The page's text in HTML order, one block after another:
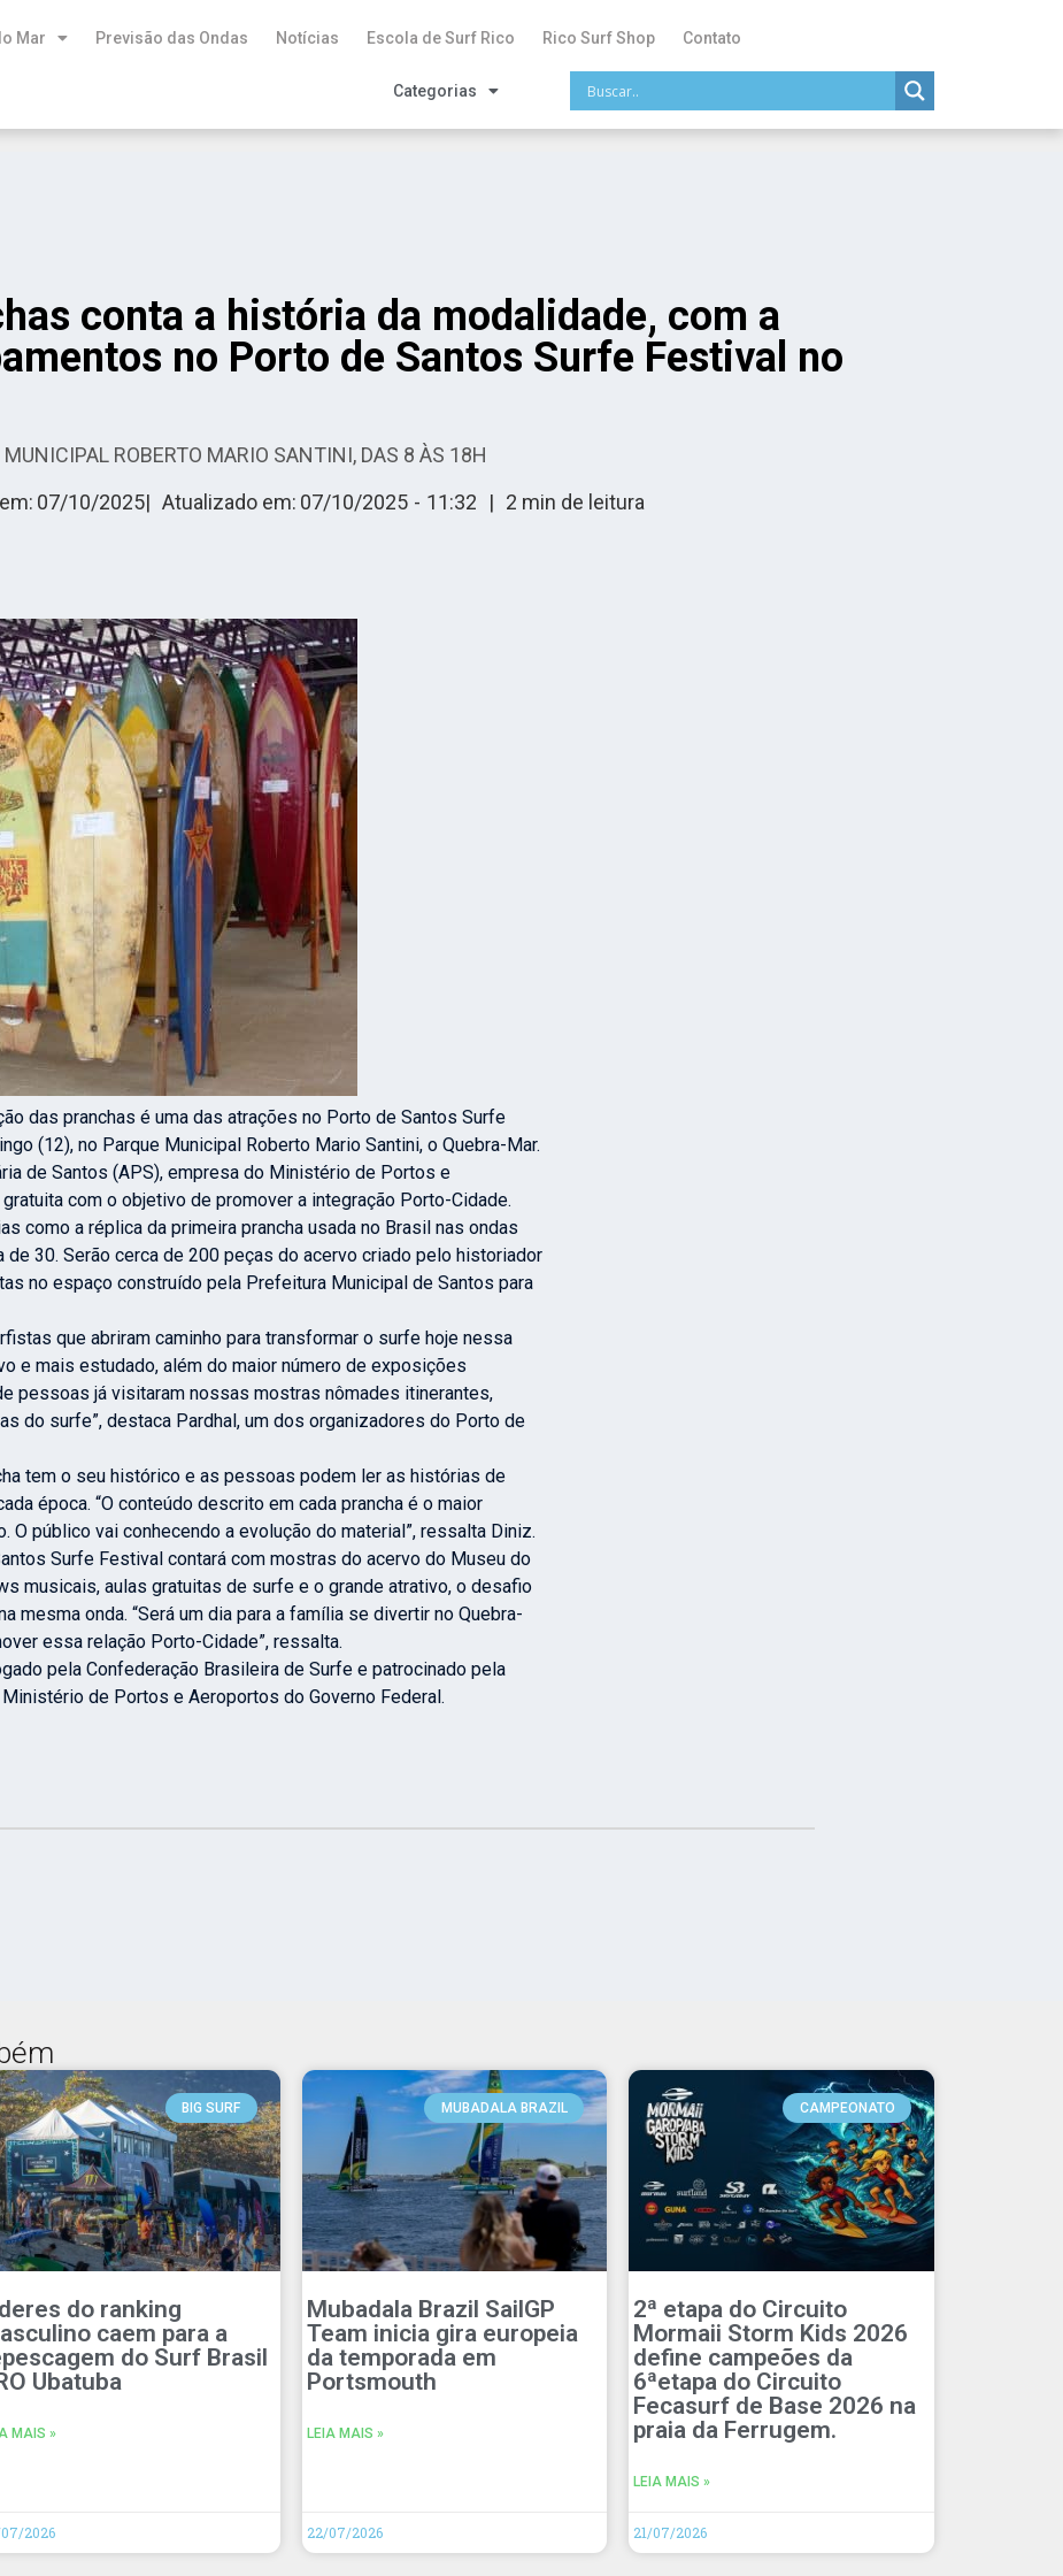
Mar Previsão das Ondas Notícias Escola de Surf Rico Rico Surf Shop Contato
Categorias
conta a história da modalidade, com a
no Porto de Santos Surfe Festival no
ROBERTO MARIO SANTINI, DAS 8 ÀS 18H
07/10/2025| Atualizado em: 07/10/2025 - 11:32 | 2 min de leitura
das pranchas é uma das atrações no Porto de Santos Surfe
(12), no Parque Municipal Roberto Mario Santini, o Quebra-Mar.
de Santos (APS), empresa do Ministério de Portos e
com o objetivo de promover a integração Porto-Cidade.
como a réplica da primeira prancha usada no Brasil nas ondas
30. Serão cerca de 200 peças do acervo criado pelo historiador
no espaço construído pela Prefeitura Municipal de Santos para
que abriram caminho para transformar o surfe hoje nessa
e mais estudado, além do maior número de exposições
pessoas já visitaram nossas mostras nômades itinerantes,
do surfe”, destaca Pardhal, um dos organizadores do Porto de
tem o seu histórico e as pessoas podem ler as histórias de
época. “O conteúdo descrito em cada prancha é o maior
público vai conhecendo a evolução do material”, ressalta Diniz.
Surfe Festival contará com mostras do acervo do Museu do
musicais, aulas gratuitas de surfe e o grande atrativo, o desafio
mesma onda. “Será um dia para a família se divertir no Quebra-
essa relação Porto-Cidade”, ressalta.
pela Confederação Brasileira de Surfe e patrocinado pela
de Portos e Aeroportos do Governo Federal.
BIG SURF
do ranking
caem para a
do Surf Brasil
Ubatuba
MAIS »
2026
MUBADALA BRAZIL
Mubadala Brazil SailGP
Team inicia gira europeia
da temporada em
Portsmouth
LEIA MAIS »
22/07/2026
CAMPEONATO
2ª etapa do Circuito
Mormaii Storm Kids 2026
define campeões da
6ªetapa do Circuito
Fecasurf de Base 2026 na
praia da Ferrugem.
LEIA MAIS »
21/07/2026